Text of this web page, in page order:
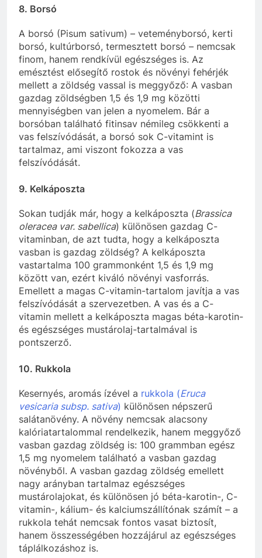
8. Borsó
A borsó (Pisum sativum) – veteményborsó, kerti
borsó, kultúrborsó, termesztett borsó – nemcsak
finom, hanem rendkívül egészséges is. Az
emésztést elősegítő rostok és növényi fehérjék
mellett a zöldség vassal is meggyőző: A vasban
gazdag zöldségben 1,5 és 1,9 mg közötti
mennyiségben van jelen a nyomelem. Bár a
borsóban található fitinsav némileg csökkenti a
vas felszívódását, a borsó sok C-vitamint is
tartalmaz, ami viszont fokozza a vas
felszívódását.
9. Kelkáposzta
Sokan tudják már, hogy a kelkáposzta (Brassica
oleracea var. sabellica) különösen gazdag C-
vitaminban, de azt tudta, hogy a kelkáposzta
vasban is gazdag zöldség? A kelkáposzta
vastartalma 100 grammonként 1,5 és 1,9 mg
között van, ezért kiváló növényi vasforrás.
Emellett a magas C-vitamin-tartalom javítja a vas
felszívódását a szervezetben. A vas és a C-
vitamin mellett a kelkáposzta magas béta-karotin-
és egészséges mustárolaj-tartalmával is
pontszerző.
10. Rukkola
Kesernyés, aromás ízével a rukkola (Eruca
vesicaria subsp. sativa) különösen népszerű
salátanövény. A növény nemcsak alacsony
kalóriatartalommal rendelkezik, hanem meggyőző
vasban gazdag zöldség is: 100 grammban egész
1,5 mg nyomelem található a vasban gazdag
növényből. A vasban gazdag zöldség emellett
nagy arányban tartalmaz egészséges
mustárolajokat, és különösen jó béta-karotin-, C-
vitamin-, kálium- és kalciumszállítónak számít – a
rukkola tehát nemcsak fontos vasat biztosít,
hanem összességében hozzájárul az egészséges
táplálkozáshoz is.